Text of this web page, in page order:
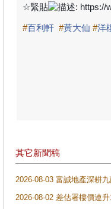
☆緊貼
#百利軒 #黃大仙 #洋
其它新聞稿
2026-08-03 富誠地產深耕
2026-08-02 差估署樓價連